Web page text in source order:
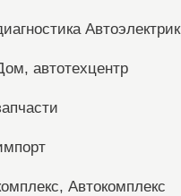
Автоэлектрик
автотехцентр
Автокомплекс